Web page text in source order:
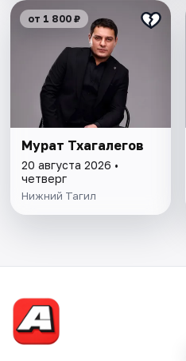
от 1 800 ₽
Мурат Тхагалегов
20 августа 2026 •
четверг
Нижний Тагил